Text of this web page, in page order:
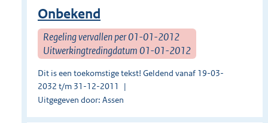
Onbekend
Regeling vervallen per 01-01-2012
Uitwerkingtredingdatum 01-01-2012
Dit is een toekomstige tekst! Geldend vanaf 19-03-
2032 t/m 31-12-2011
Uitgegeven door: Assen